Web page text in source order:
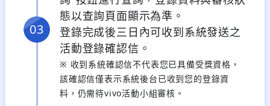
態以查詢頁面顯示為準。
登錄完成後三日內可收到系統發送之
活動登錄確認信。
※ 收到系統確認信不代表您已具備受獎資格，
該確認信僅表示系統後台已收到您的登錄資
料，仍需待vivo活動小組審核。